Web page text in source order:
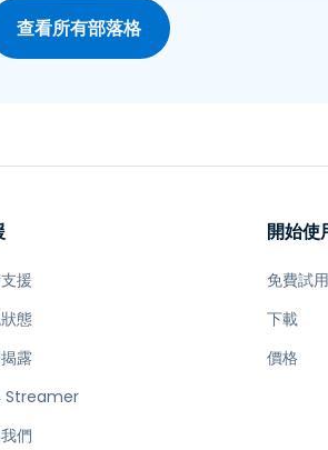
查看所有部落格
援
態
露
Streamer
們
開始使
免費試
下載
價格